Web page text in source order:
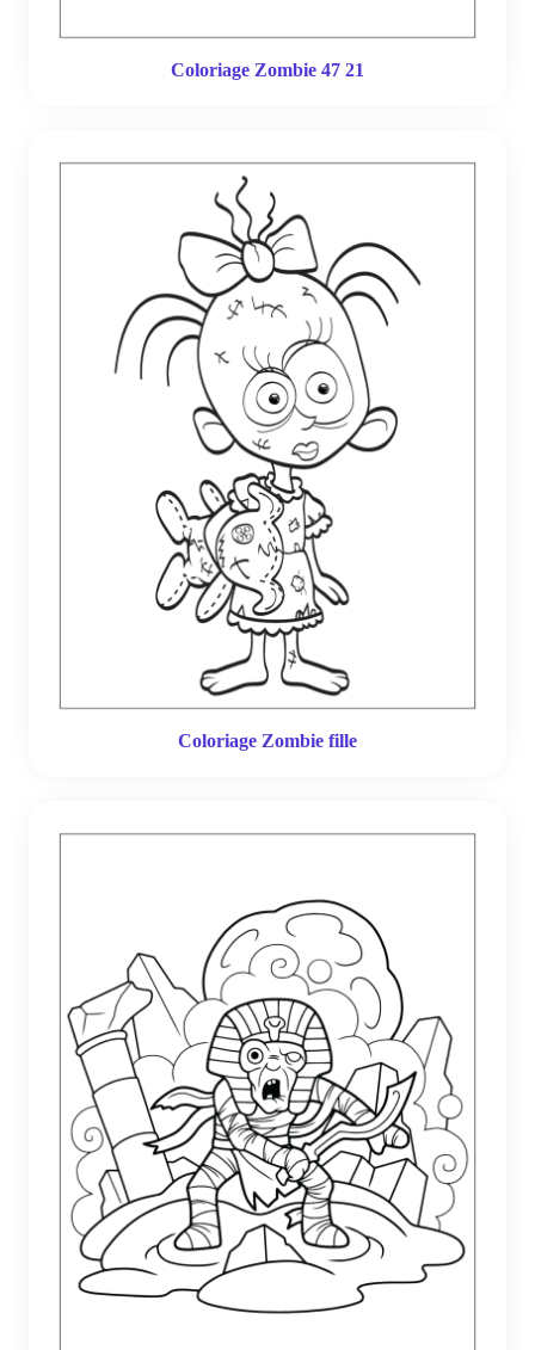
Coloriage Zombie 47 21
Coloriage Zombie fille